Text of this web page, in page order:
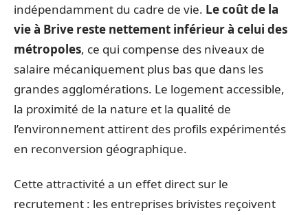
indépendamment du cadre de vie. Le coût de la
vie à Brive reste nettement inférieur à celui des
métropoles, ce qui compense des niveaux de
salaire mécaniquement plus bas que dans les
grandes agglomérations. Le logement accessible,
la proximité de la nature et la qualité de
l’environnement attirent des profils expérimentés
en reconversion géographique.
Cette attractivité a un effet direct sur le
recrutement : les entreprises brivistes reçoivent